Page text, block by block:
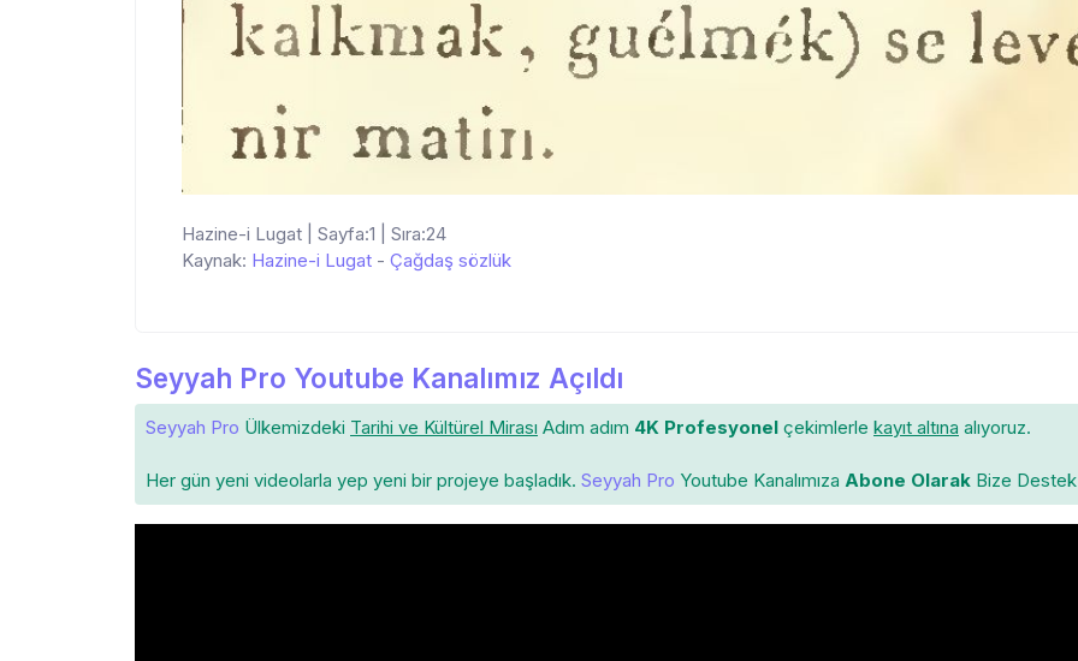
Hazine-i Lugat | Sayfa:1 | Sıra:24
Kaynak: Hazine-i Lugat - Çağdaş sözlük
Seyyah Pro Youtube Kanalımız Açıldı
Seyyah Pro Ülkemizdeki Tarihi ve Kültürel Mirası Adım adım 4K Profesyonel çekimlerle kayıt altına alıyoruz.
Her gün yeni videolarla yep yeni bir projeye başladık. Seyyah Pro Youtube Kanalımıza Abone Olarak Bize Destek